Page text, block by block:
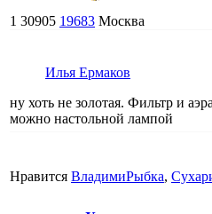
1 30905 19683 Москва
Илья Ермаков
ну хоть не золотая. Фильтр и
можно настольной лампой
Нравится ВладимиРыбка,